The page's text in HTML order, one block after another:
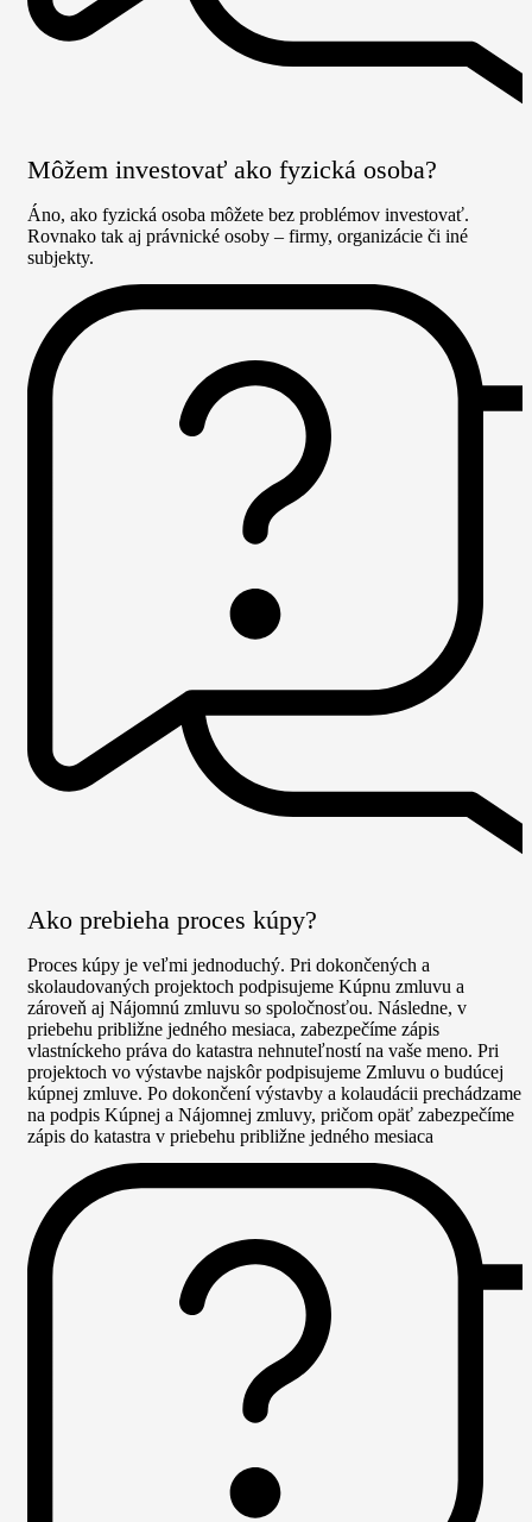
Môžem investovať ako fyzická osoba?
Áno, ako fyzická osoba môžete bez problémov investovať.
Rovnako tak aj právnické osoby – firmy, organizácie či iné
subjekty.
Ako prebieha proces kúpy?
Proces kúpy je veľmi jednoduchý. Pri dokončených a
skolaudovaných projektoch podpisujeme Kúpnu zmluvu a
zároveň aj Nájomnú zmluvu so spoločnosťou. Následne, v
priebehu približne jedného mesiaca, zabezpečíme zápis
vlastníckeho práva do katastra nehnuteľností na vaše meno. Pri
projektoch vo výstavbe najskôr podpisujeme Zmluvu o budúcej
kúpnej zmluve. Po dokončení výstavby a kolaudácii prechádzame
na podpis Kúpnej a Nájomnej zmluvy, pričom opäť zabezpečíme
zápis do katastra v priebehu približne jedného mesiaca